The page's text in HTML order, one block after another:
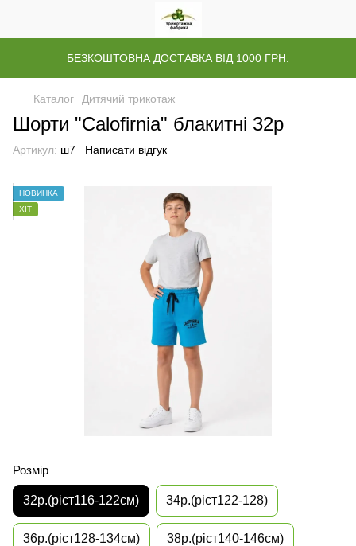
БЕЗКОШТОВНА ДОСТАВКА ВІД 1000 ГРН.
Каталог Дитячий трикотаж
Шорти "Calofirnia" блакитні 32р
Артикул: ш7 Написати відгук
НОВИНКА
ХІТ
Розмір
32р.(ріст116-122см) 34р.(ріст122-128)
36р.(ріст128-134см) 38р.(ріст140-146см)